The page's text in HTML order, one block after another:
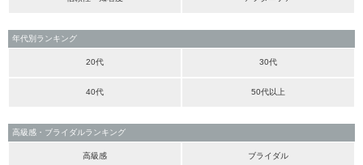
年代別ランキング
20代 30代
40代 50代以上
高級感・ブライダルランキング
高級感 ブライダル